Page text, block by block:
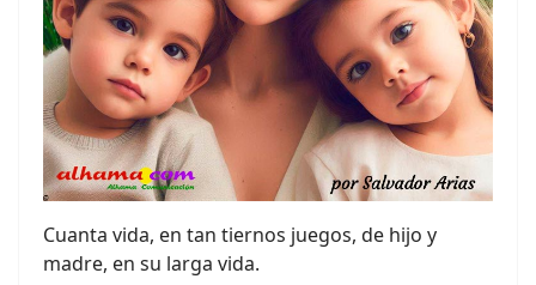
Cuanta vida, en tan tiernos juegos, de hijo y
madre, en su larga vida.